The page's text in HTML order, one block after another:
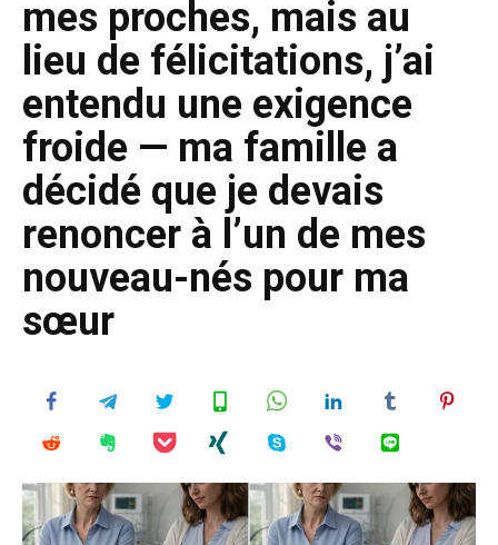
mes proches, mais au
lieu de félicitations, j’ai
entendu une exigence
froide — ma famille a
décidé que je devais
renoncer à l’un de mes
nouveau-nés pour ma
sœur